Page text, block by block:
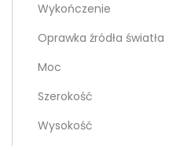
Wykończenie
Oprawka źródła światła
Moc
Szerokość
Wysokość